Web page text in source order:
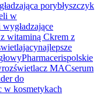
porybłyszczyk
w
witaminą Ckrem z
najlepsze
Pharmacerispolskie
rozświetlacz MACserum
do
w kosmetykach